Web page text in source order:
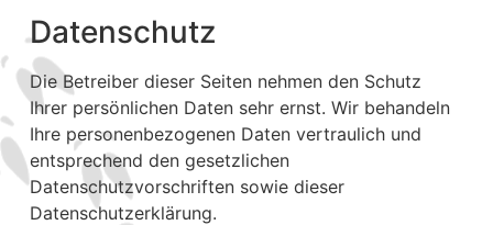
Datenschutz
Die Betreiber dieser Seiten nehmen den Schutz
Ihrer persönlichen Daten sehr ernst. Wir behandeln
Ihre personenbezogenen Daten vertraulich und
entsprechend den gesetzlichen
Datenschutzvorschriften sowie dieser
Datenschutzerklärung.